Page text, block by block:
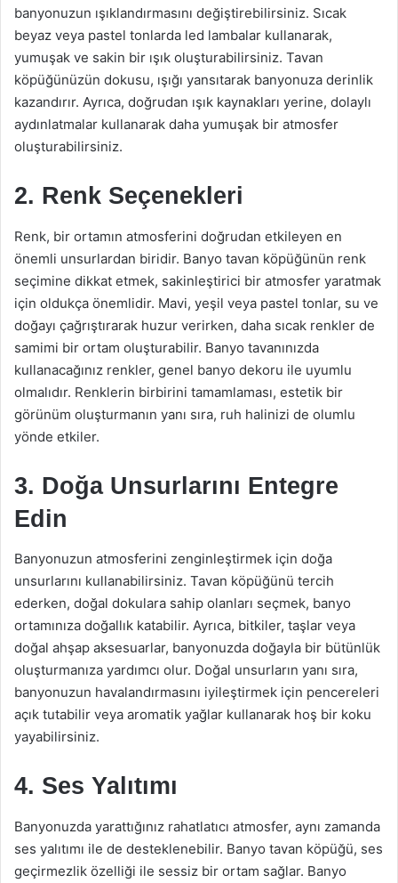
banyonuzun ışıklandırmasını değiştirebilirsiniz. Sıcak
beyaz veya pastel tonlarda led lambalar kullanarak,
yumuşak ve sakin bir ışık oluşturabilirsiniz. Tavan
köpüğünüzün dokusu, ışığı yansıtarak banyonuza derinlik
kazandırır. Ayrıca, doğrudan ışık kaynakları yerine, dolaylı
aydınlatmalar kullanarak daha yumuşak bir atmosfer
oluşturabilirsiniz.
2. Renk Seçenekleri
Renk, bir ortamın atmosferini doğrudan etkileyen en
önemli unsurlardan biridir. Banyo tavan köpüğünün renk
seçimine dikkat etmek, sakinleştirici bir atmosfer yaratmak
için oldukça önemlidir. Mavi, yeşil veya pastel tonlar, su ve
doğayı çağrıştırarak huzur verirken, daha sıcak renkler de
samimi bir ortam oluşturabilir. Banyo tavanınızda
kullanacağınız renkler, genel banyo dekoru ile uyumlu
olmalıdır. Renklerin birbirini tamamlaması, estetik bir
görünüm oluşturmanın yanı sıra, ruh halinizi de olumlu
yönde etkiler.
3. Doğa Unsurlarını Entegre
Edin
Banyonuzun atmosferini zenginleştirmek için doğa
unsurlarını kullanabilirsiniz. Tavan köpüğünü tercih
ederken, doğal dokulara sahip olanları seçmek, banyo
ortamınıza doğallık katabilir. Ayrıca, bitkiler, taşlar veya
doğal ahşap aksesuarlar, banyonuzda doğayla bir bütünlük
oluşturmanıza yardımcı olur. Doğal unsurların yanı sıra,
banyonuzun havalandırmasını iyileştirmek için pencereleri
açık tutabilir veya aromatik yağlar kullanarak hoş bir koku
yayabilirsiniz.
4. Ses Yalıtımı
Banyonuzda yarattığınız rahatlatıcı atmosfer, aynı zamanda
ses yalıtımı ile de desteklenebilir. Banyo tavan köpüğü, ses
geçirmezlik özelliği ile sessiz bir ortam sağlar. Banyo